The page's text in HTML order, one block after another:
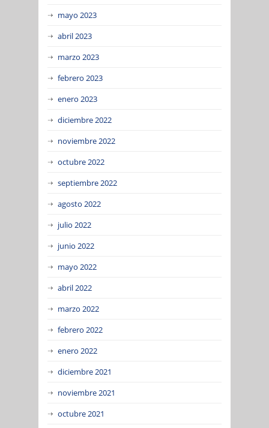
mayo 2023
abril 2023
marzo 2023
febrero 2023
enero 2023
diciembre 2022
noviembre 2022
octubre 2022
septiembre 2022
agosto 2022
julio 2022
junio 2022
mayo 2022
abril 2022
marzo 2022
febrero 2022
enero 2022
diciembre 2021
noviembre 2021
octubre 2021